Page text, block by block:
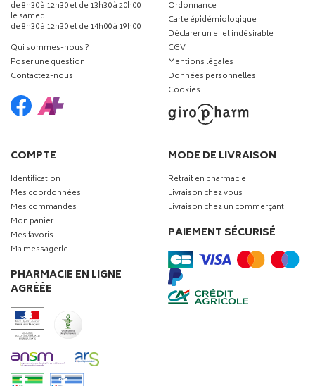
de 8h30 à 12h30 et de 13h30 à 20h00
le samedi
de 8h30 à 12h30 et de 14h00 à 19h00
Qui sommes-nous ?
Poser une question
Contactez-nous
Ordonnance
Carte épidémiologique
Déclarer un effet indésirable
CGV
Mentions légales
Données personnelles
Cookies
COMPTE
Identification
Mes coordonnées
Mes commandes
Mon panier
Mes favoris
Ma messagerie
PHARMACIE EN LIGNE
AGRÉÉE
MODE DE LIVRAISON
Retrait en pharmacie
Livraison chez vous
Livraison chez un commerçant
PAIEMENT SÉCURISÉ